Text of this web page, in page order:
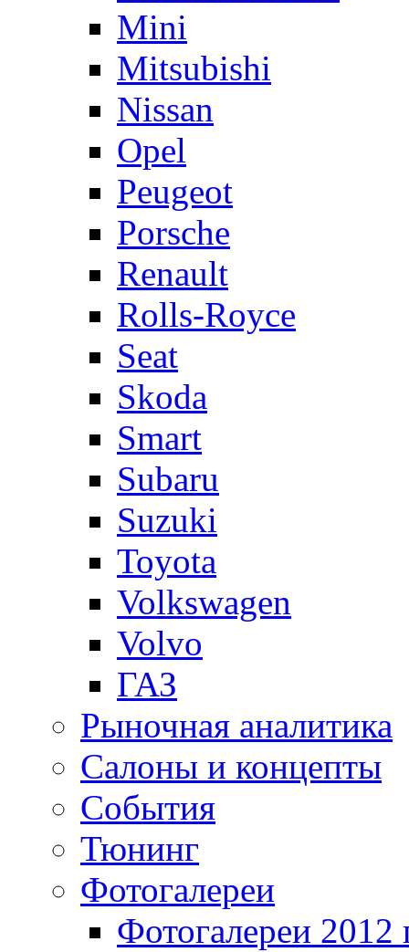
Mini
Mitsubishi
Nissan
Opel
Peugeot
Porsche
Renault
Rolls-Royce
Seat
Skoda
Smart
Subaru
Suzuki
Toyota
Volkswagen
Volvo
ГАЗ
Рыночная аналитика
Салоны и концепты
События
Тюнинг
Фотогалереи
Фотогалереи 2012